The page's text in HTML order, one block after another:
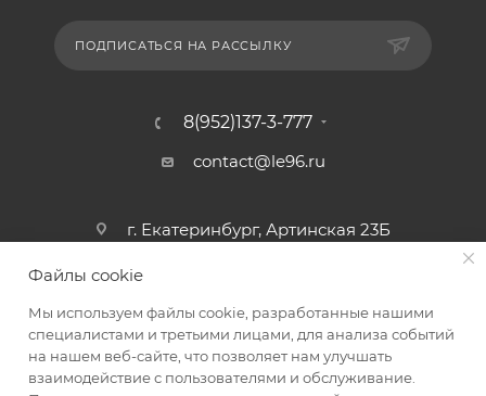
ПОДПИСАТЬСЯ НА РАССЫЛКУ
8(952)137-3-777
contact@le96.ru
г. Екатеринбург, Артинская 23Б
Файлы cookie
Мы используем файлы cookie, разработанные нашими
специалистами и третьими лицами, для анализа событий
на нашем веб-сайте, что позволяет нам улучшать
взаимодействие с пользователями и обслуживание.